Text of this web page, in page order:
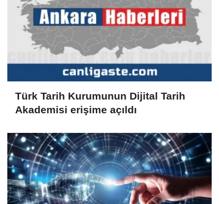
Türk Tarih Kurumunun Dijital Tarih
Akademisi erişime açıldı